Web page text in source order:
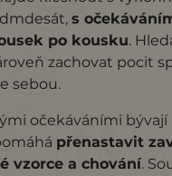
s
po kousku.
zachovat pocit
sebou.
očekáváními
přenastavit
vzorce a chování.